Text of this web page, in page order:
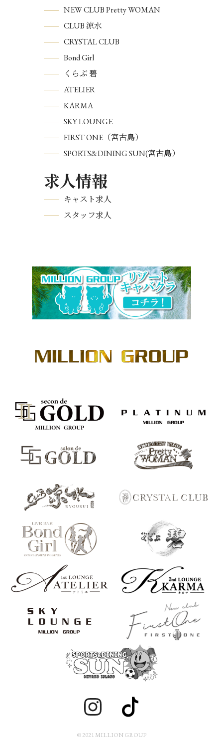
NEW CLUB Pretty WOMAN
CLUB 涼水
CRYSTAL CLUB
Bond Girl
くらぶ 碧
ATELIER
KARMA
SKY LOUNGE
FIRST ONE（宮古島）
SPORTS&DINING SUN(宮古島）
求人情報
キャスト求人
スタッフ求人
© 2021 MILLION GROUP